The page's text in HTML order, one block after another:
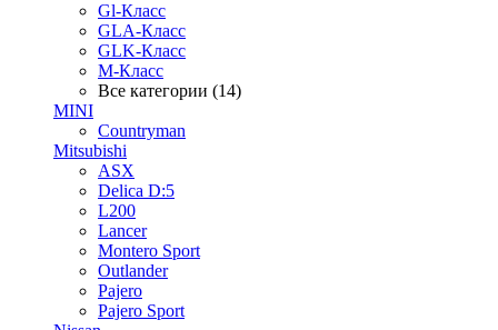
Gl-Класс
GLA-Класс
GLK-Класс
M-Класс
Все категории (14)
MINI
Countryman
Mitsubishi
ASX
Delica D:5
L200
Lancer
Montero Sport
Outlander
Pajero
Pajero Sport